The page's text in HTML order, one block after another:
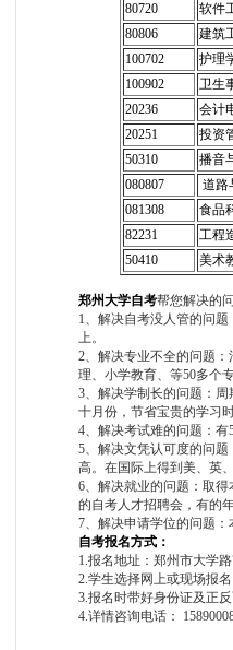
80720
软件
80806
建筑
100702
护理
100902
卫生
20236
会计
20251
投资
50310
播音
080807
道路
081308
食品
82231
工程
50410
美术
郑州大学自考帮您解决的
1、解决自考没人管的问
上。
2、解决专业不全的问题
理、小学教育、等50多个
3、解决学制长的问题：
十月份，节省宝贵的学习
4、解决考试难的问题：
5、解决文凭认可度的问
高。在国际上得到美、英
6、解决就业的问题：取
的自考人才招聘会，有的
7、解决申请学位的问题
自考报名方式：
1.报名地址：郑州市大学
2.学生选择网上或现场报
3.报名时带好身份证及正
4.详情咨询电话：